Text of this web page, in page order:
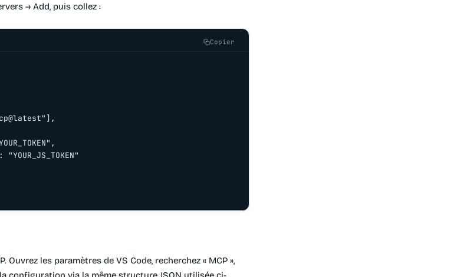
→ Add, puis collez :
Copier
"YOUR_JS_TOKEN"
Ouvrez les paramètres de VS Code, recherchez « MCP »,